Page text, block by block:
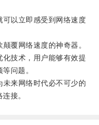
以立即感受到网络速度
覆网络速度的神奇器。
技术，用户能够有效提
问题。
来网络时代必不可少的
接。